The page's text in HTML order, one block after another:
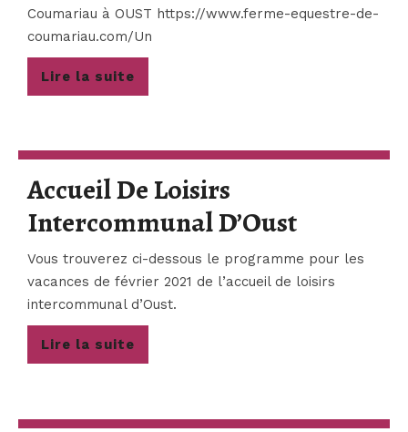
Coumariau à OUST https://www.ferme-equestre-de-
coumariau.com/Un
Lire la suite
la
Accueil De Loisirs
Intercommunal D’OustAccueil
De
Loisirs
Vous trouverez ci-dessous le programme pour les
vacances de février 2021 de l’accueil de loisirs
intercommunal d’Oust.
Lire la suite
la